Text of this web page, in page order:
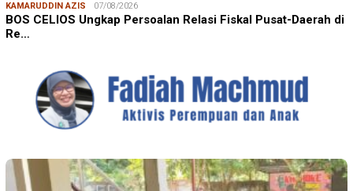
KAMARUDDIN AZIS 07/08/2026
BOS CELIOS Ungkap Persoalan Relasi Fiskal Pusat-Daerah di
Re…